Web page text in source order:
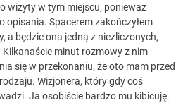
wizyty w tym miejscu, ponieważ
opisania. Spacerem zakończyłem
a będzie ona jedną z niezliczonych,
minut rozmowy z nim
się w przekonaniu, że oto mam przed
Wizjonera, który gdy coś
Ja osobiście bardzo mu kibicuję.